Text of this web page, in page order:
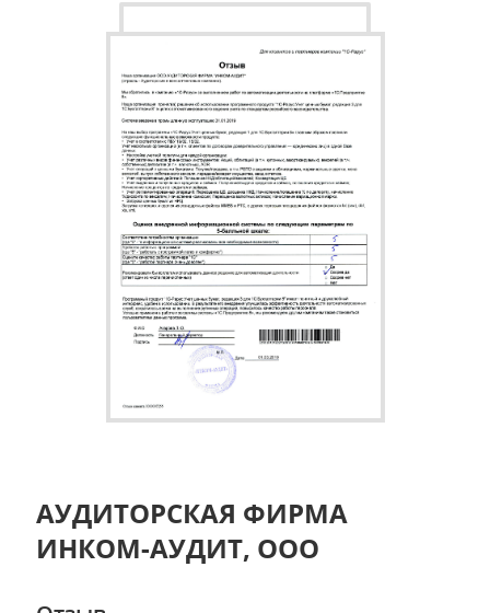
АУДИТОРСКАЯ ФИРМА
ИНКОМ-АУДИТ, ООО